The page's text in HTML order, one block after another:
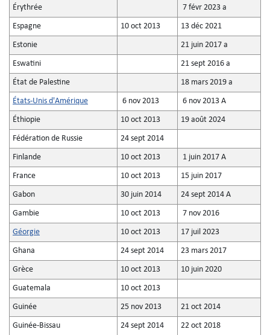
Érythrée 7 févr 2023 a
Espagne 10 oct 2013 13 déc 2021
Estonie 21 juin 2017 a
Eswatini 21 sept 2016 a
État de Palestine 18 mars 2019 a
États-Unis d'Amérique 6 nov 2013 6 nov 2013 A
Éthiopie 10 oct 2013 19 août 2024
Fédération de Russie 24 sept 2014
Finlande 10 oct 2013 1 juin 2017 A
France 10 oct 2013 15 juin 2017
Gabon 30 juin 2014 24 sept 2014 A
Gambie 10 oct 2013 7 nov 2016
Géorgie 10 oct 2013 17 juil 2023
Ghana 24 sept 2014 23 mars 2017
Grèce 10 oct 2013 10 juin 2020
Guatemala 10 oct 2013
Guinée 25 nov 2013 21 oct 2014
Guinée-Bissau 24 sept 2014 22 oct 2018